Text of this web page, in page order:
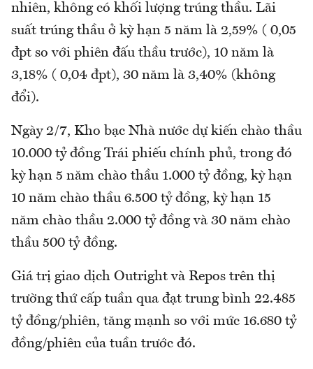
nhiên, không có khối lượng trúng thầu. Lãi
suất trúng thầu ở kỳ hạn 5 năm là 2,59% ( 0,05
đpt so với phiên đấu thầu trước), 10 năm là
3,18% ( 0,04 đpt), 30 năm là 3,40% (không
đổi).
Ngày 2/7, Kho bạc Nhà nước dự kiến chào thầu
10.000 tỷ đồng Trái phiếu chính phủ, trong đó
kỳ hạn 5 năm chào thầu 1.000 tỷ đồng, kỳ hạn
10 năm chào thầu 6.500 tỷ đồng, kỳ hạn 15
năm chào thầu 2.000 tỷ đồng và 30 năm chào
thầu 500 tỷ đồng.
Giá trị giao dịch Outright và Repos trên thị
trường thứ cấp tuần qua đạt trung bình 22.485
tỷ đồng/phiên, tăng mạnh so với mức 16.680 tỷ
đồng/phiên của tuần trước đó.